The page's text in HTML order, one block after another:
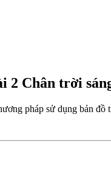
2 Chân trời
pháp sử dụng bản đồ